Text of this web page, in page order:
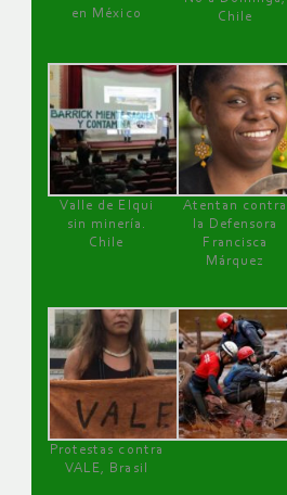
en México
Chile
Valle de Elqui
sin minería.
Chile
Atentan contra
la Defensora
Francisca
Márquez
Protestas contra
VALE, Brasil